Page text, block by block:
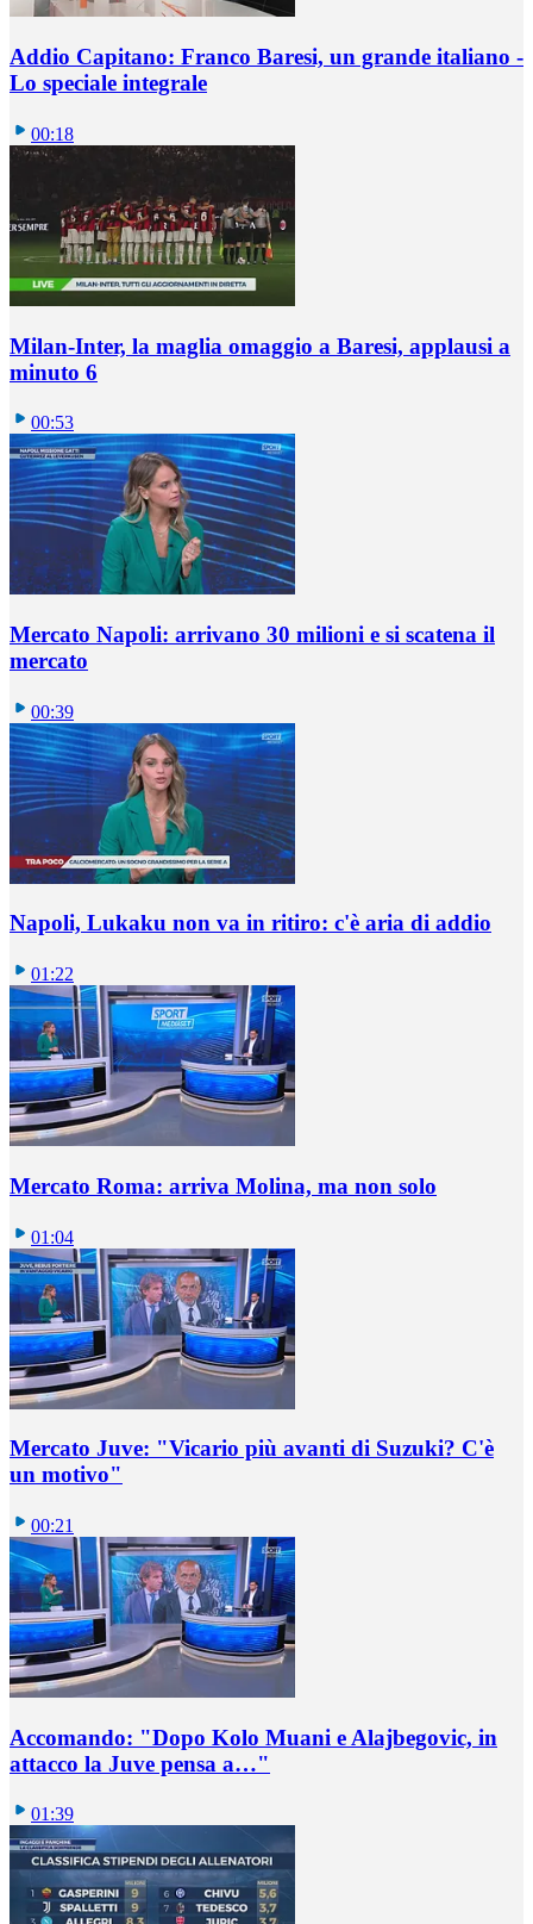
Addio Capitano: Franco Baresi, un grande italiano -
Lo speciale integrale
00:18
Milan-Inter, la maglia omaggio a Baresi, applausi a
minuto 6
00:53
Mercato Napoli: arrivano 30 milioni e si scatena il
mercato
00:39
Napoli, Lukaku non va in ritiro: c'è aria di addio
01:22
Mercato Roma: arriva Molina, ma non solo
01:04
Mercato Juve: "Vicario più avanti di Suzuki? C'è
un motivo"
00:21
Accomando: "Dopo Kolo Muani e Alajbegovic, in
attacco la Juve pensa a…"
01:39